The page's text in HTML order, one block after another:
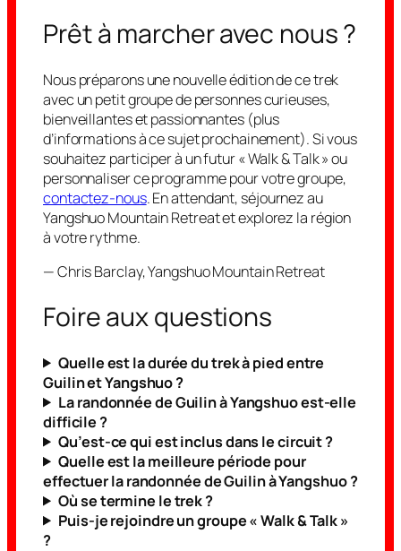
Prêt à marcher avec nous ?
Nous préparons une nouvelle édition de ce trek
avec un petit groupe de personnes curieuses,
bienveillantes et passionnantes (plus
d’informations à ce sujet prochainement). Si vous
souhaitez participer à un futur « Walk & Talk » ou
personnaliser ce programme pour votre groupe,
contactez-nous. En attendant, séjournez au
Yangshuo Mountain Retreat et explorez la région
à votre rythme.
— Chris Barclay, Yangshuo Mountain Retreat
Foire aux questions
Quelle est la durée du trek à pied entre
Guilin et Yangshuo ?
La randonnée de Guilin à Yangshuo est-elle
difficile ?
Qu’est-ce qui est inclus dans le circuit ?
Quelle est la meilleure période pour
effectuer la randonnée de Guilin à Yangshuo ?
Où se termine le trek ?
Puis-je rejoindre un groupe « Walk & Talk »
?